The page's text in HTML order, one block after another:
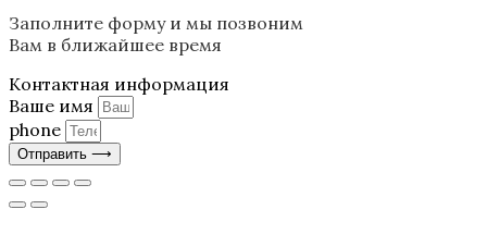
Заполните форму и мы позвоним
Вам в ближайшее время
Контактная информация
Ваше имя
phone
Отправить ⟶